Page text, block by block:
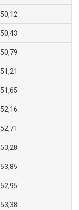
50,12
50,43
50,79
51,21
51,65
52,16
52,71
53,28
53,85
52,95
53,38